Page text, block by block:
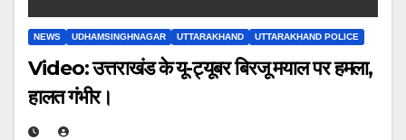
NEWS UDHAMSINGHNAGAR UTTARAKHAND UTTARAKHAND POLICE
Video: उत्तराखंड के यू-ट्यूबर बिरजू मयाल पर हमला,
हालत गंभीर।